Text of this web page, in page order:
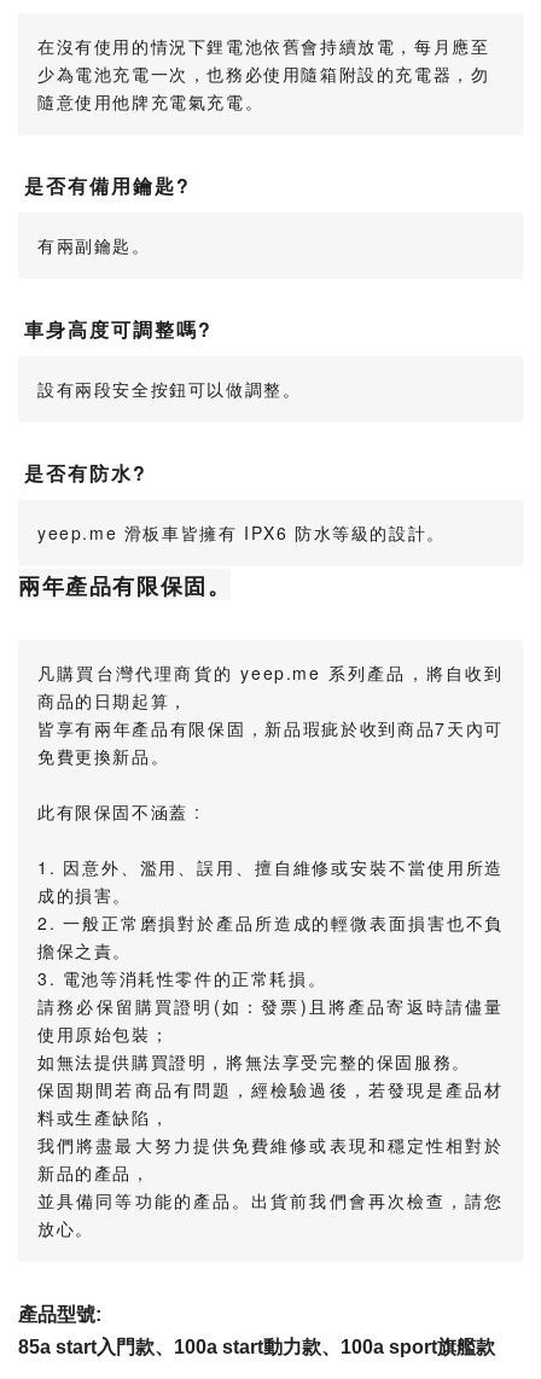
在沒有使用的情況下鋰電池依舊會持續放電，每月應至
少為電池充電一次，也務必使用隨箱附設的充電器，勿
隨意使用他牌充電氣充電。
是否有備用鑰匙?
有兩副鑰匙。
車身高度可調整嗎?
設有兩段安全按鈕可以做調整。
是否有防水?
yeep.me 滑板車皆擁有 IPX6 防水等級的設計。
兩年產品有限保固。
凡購買台灣代理商貨的 yeep.me 系列產品，將自收到
商品的日期起算，
皆享有兩年產品有限保固，新品瑕疵於收到商品7天內可
免費更換新品。
此有限保固不涵蓋 :
1. 因意外、濫用、誤用、擅自維修或安裝不當使用所造
成的損害。
2. 一般正常磨損對於產品所造成的輕微表面損害也不負
擔保之責。
3. 電池等消耗性零件的正常耗損。
請務必保留購買證明(如：發票)且將產品寄返時請儘量
使用原始包裝；
如無法提供購買證明，將無法享受完整的保固服務。
保固期間若商品有問題，經檢驗過後，若發現是產品材
料或生產缺陷，
我們將盡最大努力提供免費維修或表現和穩定性相對於
新品的產品，
並具備同等功能的產品。出貨前我們會再次檢查，請您
放心。
產品型號:
85a start入門款、100a start動力款、 100a sport旗艦款